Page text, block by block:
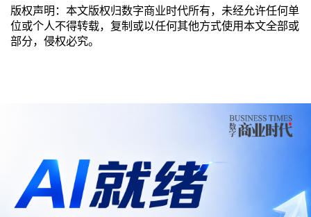
版权声明：本文版权归数字商业时代所有，未经允许任何单
位或个人不得转载，复制或以任何其他方式使用本文全部或
部分，侵权必究。